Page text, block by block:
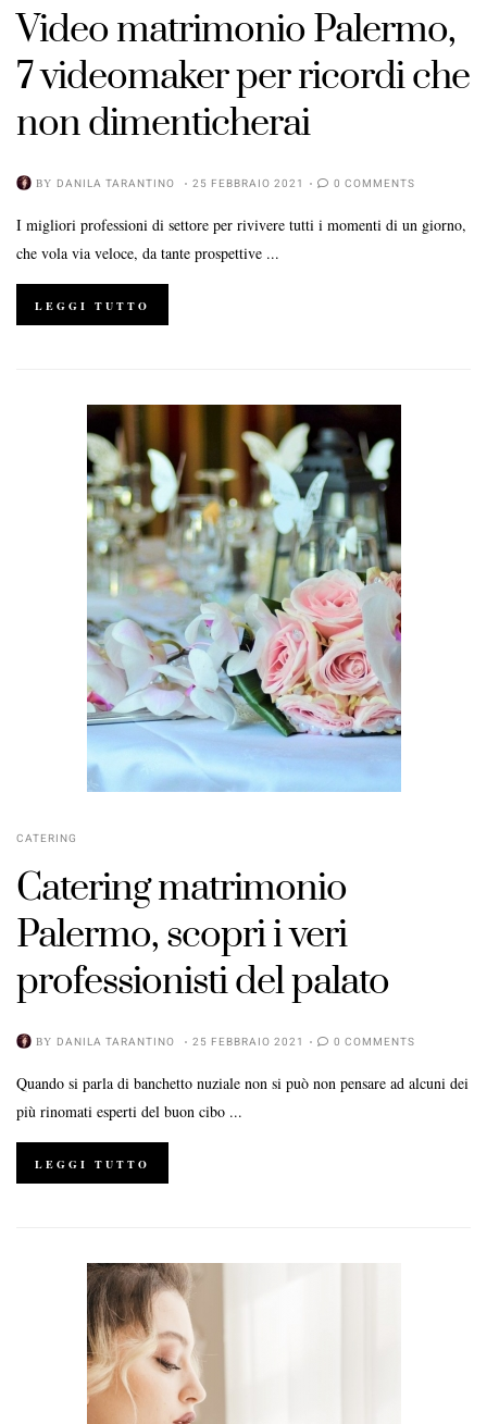
Video matrimonio Palermo,
7 videomaker per ricordi che
non dimenticherai
BY DANILA TARANTINO 25 FEBBRAIO 2021 0 COMMENTS
I migliori professioni di settore per rivivere tutti i momenti di un giorno,
che vola via veloce, da tante prospettive ...
LEGGI TUTTO
CATERING
Catering matrimonio
Palermo, scopri i veri
professionisti del palato
BY DANILA TARANTINO 25 FEBBRAIO 2021 0 COMMENTS
Quando si parla di banchetto nuziale non si può non pensare ad alcuni dei
più rinomati esperti del buon cibo ...
LEGGI TUTTO